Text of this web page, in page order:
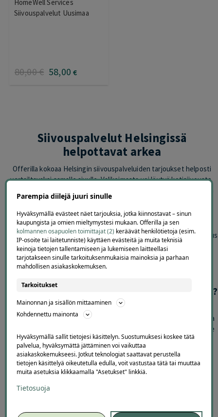
HomeWell Services
Siivouspalvelut Uusimaa
80,00€ 58,00 €
Siivouspalvelut Helsingissä
helpottavat arkea
Offerilla kokoaa Helsingin siivouspalveluiden tarjoukset helposti
vertailtavaksi samalle sivulle. Valikoimasta voi löytyä kotisiivousta,
sekä muita kodin puhtaanapitoon liittyviä palveluita.
Kotisiivous sopii niin yksittäiseen siivouskertaan kuin kodin
säännöllisen ylläpitosiivouksen tueksi. Ammattilaisen tekemä siivous
voi säästää aikaa esimerkiksi kiireisessä arjessa, juhliin
valmistautuessa tai silloin, kun koti tarvitsee tavallista
perusteellisempaa puhdistusta.
Mitä siivoustarjouksessa kannattaa tarkistaa?
Siivouspalveluita vertaillessa kannattaa kiinnittää huomiota
tarjoushinnan lisäksi palvelun kestoon ja sisältöön. Tarkista, kuinka
monta tuntia siivousta pakettiin kuuluu, montako siivoojaa paikalle
tulee ja mitä työtehtäviä palveluun sisältyy.
Selvitä ennen ostamista myös:
– sisältyvätkö siivousvälineet ja puhdistusaineet hintaan
Parempia diilejä juuri sinulle
Hyväksymällä evästeet näet tarjouksia, jotka kiinnostavat – sinun
kaupungista ja omien mieltymystesi mukaan. Offerilla ja sen
kolmannen osapuolen toimittajat (2) keräävät henkilötietoja (esim.
IP-osoite tai laitetunniste) käyttäen evästeitä ja muita teknisiä
keinoja tietojen tallentamiseen ja lukemiseen laitteellasi
tarjotakseen sinulle tarkoituksenmukaisia mainoksia ja parhaan
mahdollisen asiakaskokemuksen.
Tarkoitukset
Mainonnan ja sisällön mittaaminen
Kohdennettu mainonta
Hyväksymällä sallit tietojesi käsittelyn. Suostumuksesi koskee tätä
palvelua, hyväksymättä jättäminen voi vaikuttaa
asiakaskokemukseesi. Jotkut teknologiat saattavat perustella
tietojen käsittelyä oikeutetulla edulla, voit vastustaa tätä tai muuttaa
muita asetuksia klikkaamalla "Asetukset" linkkiä.
Tietosuoja